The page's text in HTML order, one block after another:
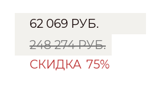
62 069 РУБ.
248 274 РУБ.
СКИДКА 75%